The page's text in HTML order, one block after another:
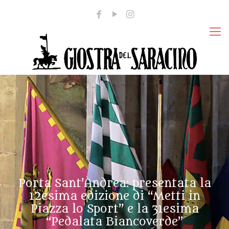
Porta Sant’Andrea: presentata la
12esima edizione di “Metti in
Piazza lo Sport” e la 31esima
“Pedalata Biancoverde”